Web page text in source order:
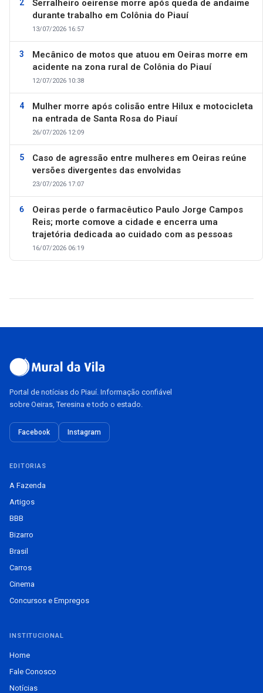
Serralheiro oeirense morre após queda de andaime
durante trabalho em Colônia do Piauí
13/07/2026 16:57
Mecânico de motos que atuou em Oeiras morre em
acidente na zona rural de Colônia do Piauí
12/07/2026 10:38
Mulher morre após colisão entre Hilux e motocicleta
na entrada de Santa Rosa do Piauí
26/07/2026 12:09
Caso de agressão entre mulheres em Oeiras reúne
versões divergentes das envolvidas
23/07/2026 17:07
Oeiras perde o farmacêutico Paulo Jorge Campos
Reis; morte comove a cidade e encerra uma
trajetória dedicada ao cuidado com as pessoas
16/07/2026 06:19
Portal de notícias do Piauí. Informação confiável
sobre Oeiras, Teresina e todo o estado.
Facebook Instagram
EDITORIAS
A Fazenda
Artigos
BBB
Bizarro
Brasil
Carros
Cinema
Concursos e Empregos
INSTITUCIONAL
Home
Fale Conosco
Notícias